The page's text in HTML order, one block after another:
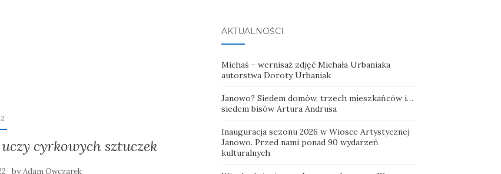
cyrkowych sztuczek
byAdam Owczarek
AKTUALNOŚCI
Michaś – wernisaż zdjęć Michała Urbaniaka
autorstwa Doroty Urbaniak
Janowo? Siedem domów, trzech mieszkańców i…
siedem bisów Artura Andrusa
Inauguracja sezonu 2026 w Wiosce Artystycznej
Janowo. Przed nami ponad 90 wydarzeń
kulturalnych